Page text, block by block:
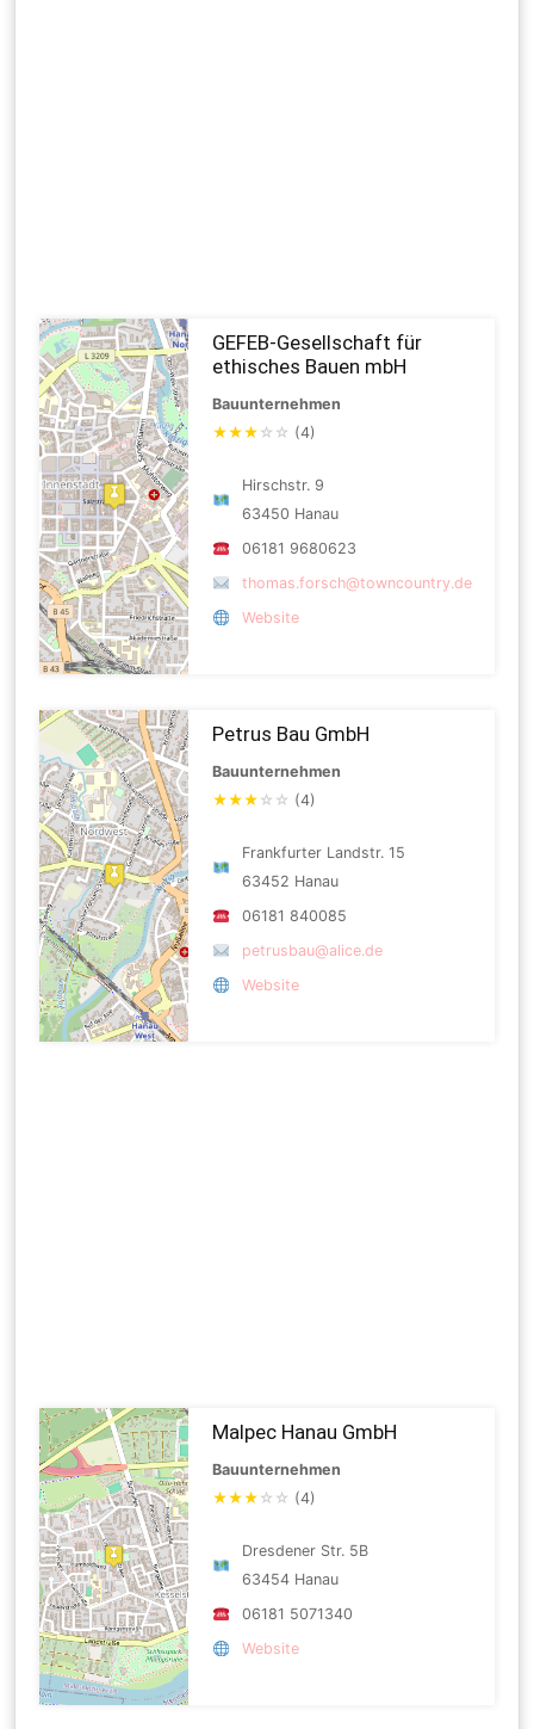
GEFEB-Gesellschaft für
ethisches Bauen mbH
Bauunternehmen
★★★ ☆ ☆ (4)
Hirschstr. 9
63450 Hanau
06181 9680623
thomas.forsch@towncountry.de
Website
Petrus Bau GmbH
Bauunternehmen
★★★ ☆ ☆ (4)
Frankfurter Landstr. 15
63452 Hanau
06181 840085
petrusbau@alice.de
Website
Malpec Hanau GmbH
Bauunternehmen
★★★ ☆ ☆ (4)
Dresdener Str. 5B
63454 Hanau
06181 5071340
Website